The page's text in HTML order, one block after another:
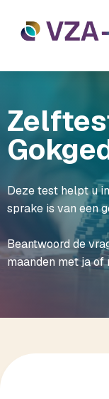
Deze test helpt u
sprake is van een
Beantwoord de
maanden met ja of